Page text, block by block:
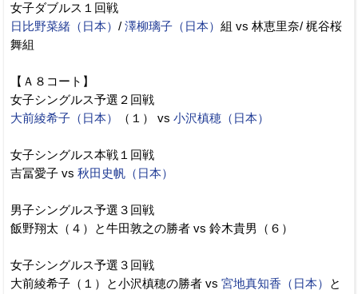
女子ダブルス１回戦
日比野菜緒（日本） / 澤柳璃子（日本） 組 vs 林恵里奈/ 梶谷桜
舞組
【Ａ８コート】
女子シングルス予選２回戦
大前綾希子（日本）
（１） vs 小沢槙穂（日本）
女子シングルス本戦１回戦
吉冨愛子 vs 秋田史帆（日本）
男子シングルス予選３回戦
飯野翔太（４）と牛田敦之の勝者 vs 鈴木貴男（６）
女子シングルス予選３回戦
大前綾希子（１）と小沢槙穂の勝者 vs 宮地真知香（日本）
と